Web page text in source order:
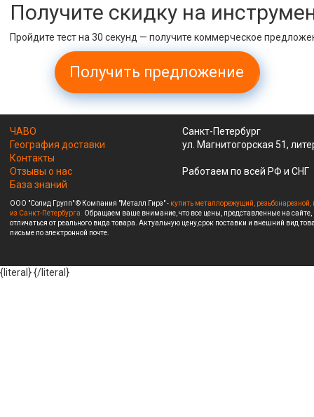
Получите скидку на
Пройдите тест на 30 секунд — получите коммерческое
Получить предложение
ЧАВО
География доставки
Контакты
Отзывы о нас
База знаний
Санкт-Петербург
ул. Магнитогорская 51,
Работаем по всей РФ и СНГ
ООО "Солид Групп" © Компания "Металл Гирз" - купить металлорежущий,
из Санкт-Петербурга. Обращаем ваше внимание, что все цены, представленные на
отличаться от реального вида товара. Актуальную цену,срок поставки и внешний вид
письме по электронной почте.
{literal}{/literal}